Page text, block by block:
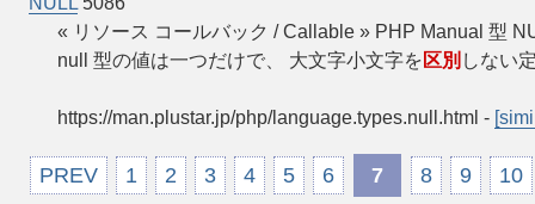
« リソース コールバック / Callable » PHP Manual 型
null 型の値は一つだけで、 大文字小文字を 区別 しない
https://man.plustar.jp/php/language.types.null.html -
PREV 1 2 3 4 5 6 7 8 9 10